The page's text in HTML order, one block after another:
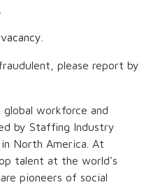
please report by
global workforce and
by Staffing Industry
North America. At
talent at the world's
pioneers of social